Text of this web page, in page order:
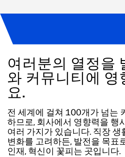
여러분의 열정을
와 커뮤니티에 영
요.
전 세계에 걸쳐 100개가 넘는
하므로, 회사에서 영향력을 행
여러 가지가 있습니다. 직장 생
변화를 고려하든, 발전을 목표
인재, 혁신이 꽃피는 곳입니다.